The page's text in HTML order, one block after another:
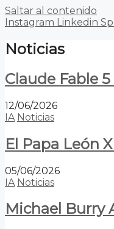
Saltar al contenido
Instagram Linkedin
Noticias
Claude Fable
12/06/2026
IA Noticias
El Papa León
05/06/2026
IA Noticias
Michael Burry